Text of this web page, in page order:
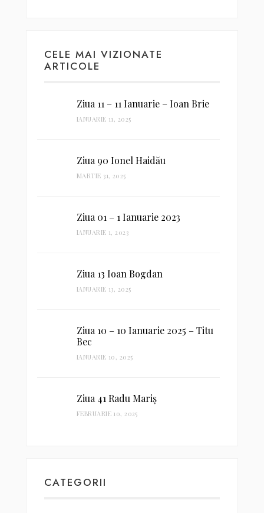
CELE MAI VIZIONATE
ARTICOLE
Ziua 11 – 11 Ianuarie – Ioan Brie
IANUARIE 11, 2025
Ziua 90 Ionel Haidău
MARTIE 31, 2025
Ziua 01 – 1 Ianuarie 2023
IANUARIE 1, 2023
Ziua 13 Ioan Bogdan
IANUARIE 13, 2025
Ziua 10 – 10 Ianuarie 2025 – Titu
Bec
IANUARIE 10, 2025
Ziua 41 Radu Mariș
FEBRUARIE 10, 2025
CATEGORII